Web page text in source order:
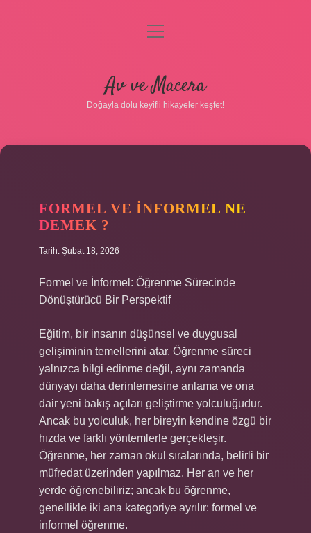
Gizlilik Politikası
Hakkımızda
menüyü
Av ve Macera
Doğayla dolu keyifli hikayeler keşfet!
FORMEL VE INFORMEL NE
DEMEK ?
Tarih: Şubat 18, 2026
Formel ve İnformel: Öğrenme Sürecinde
Dönüştürücü Bir Perspektif
Eğitim, bir insanın düşünsel ve duygusal
gelişiminin temellerini atar. Öğrenme süreci
yalnızca bilgi edinme değil, aynı zamanda
dünyayı daha derinlemesine anlama ve ona
dair yeni bakış açıları geliştirme yolculuğudur.
Ancak bu yolculuk, her bireyin kendine özgü bir
hızda ve farklı yöntemlerle gerçekleşir.
Öğrenme, her zaman okul sıralarında, belirli bir
müfredat üzerinden yapılmaz. Her an ve her
yerde öğrenebiliriz; ancak bu öğrenme,
genellikle iki ana kategoriye ayrılır: formel ve
informel öğrenme.